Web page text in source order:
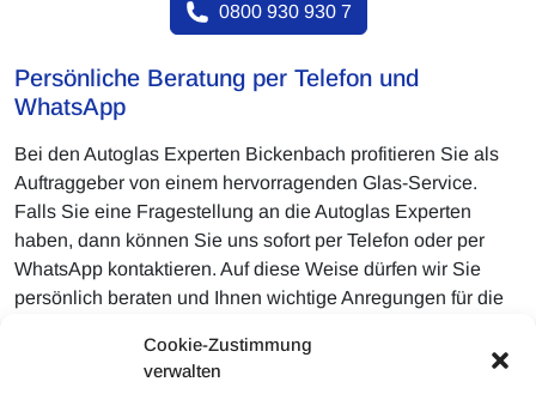
Cookie-Zustimmung
verwalten
0800 930 930 7
Persönliche Beratung per Telefon und
WhatsApp
Bei den Autoglas Experten Bickenbach profitieren Sie als
Auftraggeber von einem hervorragenden Glas-Service.
Falls Sie eine Fragestellung an die Autoglas Experten
haben, dann können Sie uns sofort per Telefon oder per
WhatsApp kontaktieren. Auf diese Weise dürfen wir Sie
persönlich beraten und Ihnen wichtige Anregungen für die
Sie über WhatsApp ebenso sofort einen Vor Ort Termin mit
uns abmachen. Dadurch ist für die unkomplizierte